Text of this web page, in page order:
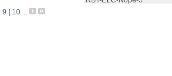
9 10 ...